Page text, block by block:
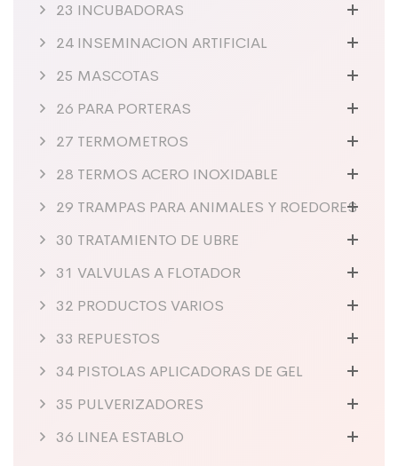
23 INCUBADORAS
24 INSEMINACION ARTIFICIAL
25 MASCOTAS
26 PARA PORTERAS
27 TERMOMETROS
28 TERMOS ACERO INOXIDABLE
29 TRAMPAS PARA ANIMALES Y ROEDORES
30 TRATAMIENTO DE UBRE
31 VALVULAS A FLOTADOR
32 PRODUCTOS VARIOS
33 REPUESTOS
34 PISTOLAS APLICADORAS DE GEL
35 PULVERIZADORES
36 LINEA ESTABLO